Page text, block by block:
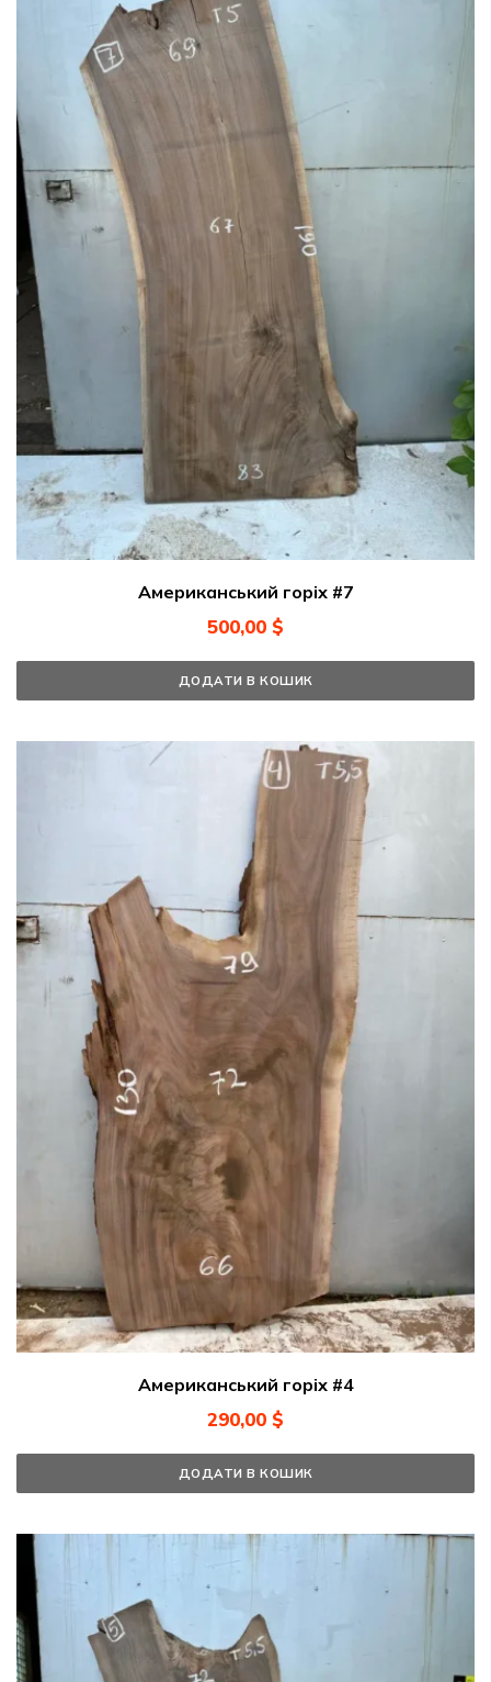
Американський горіх #7
500,00 $
ДОДАТИ В КОШИК
Американський горіх #4
290,00 $
ДОДАТИ В КОШИК